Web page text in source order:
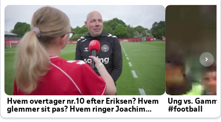
Hvem overtager nr.10 efter Eriksen? Hvem
glemmer sit pas? Hvem ringer Joachim
altid til efter kampe?
Ung vs.
#football